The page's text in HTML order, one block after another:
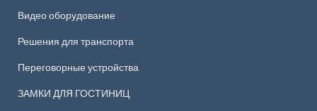
Видео оборудование
Решения для транспорта
Переговорные устройства
ЗАМКИ ДЛЯ ГОСТИНИЦ